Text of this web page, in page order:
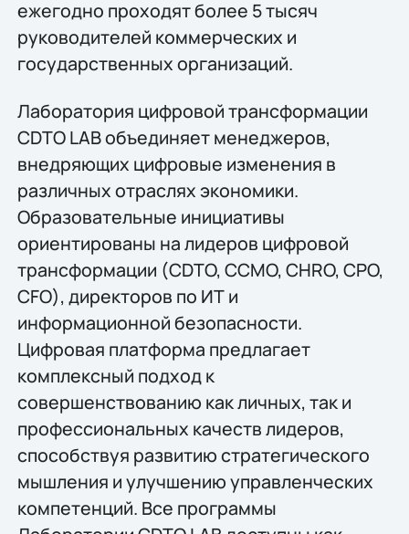
ежегодно проходят более 5 тысяч
руководителей коммерческих и
государственных организаций.
Лаборатория цифровой трансформации
CDTO LAB объединяет менеджеров,
внедряющих цифровые изменения в
различных отраслях экономики.
Образовательные инициативы
ориентированы на лидеров цифровой
трансформации (CDTO, CCMO, CHRO, CPO,
CFO), директоров по ИТ и
информационной безопасности.
Цифровая платформа предлагает
комплексный подход к
совершенствованию как личных, так и
профессиональных качеств лидеров,
способствуя развитию стратегического
мышления и улучшению управленческих
компетенций. Все программы